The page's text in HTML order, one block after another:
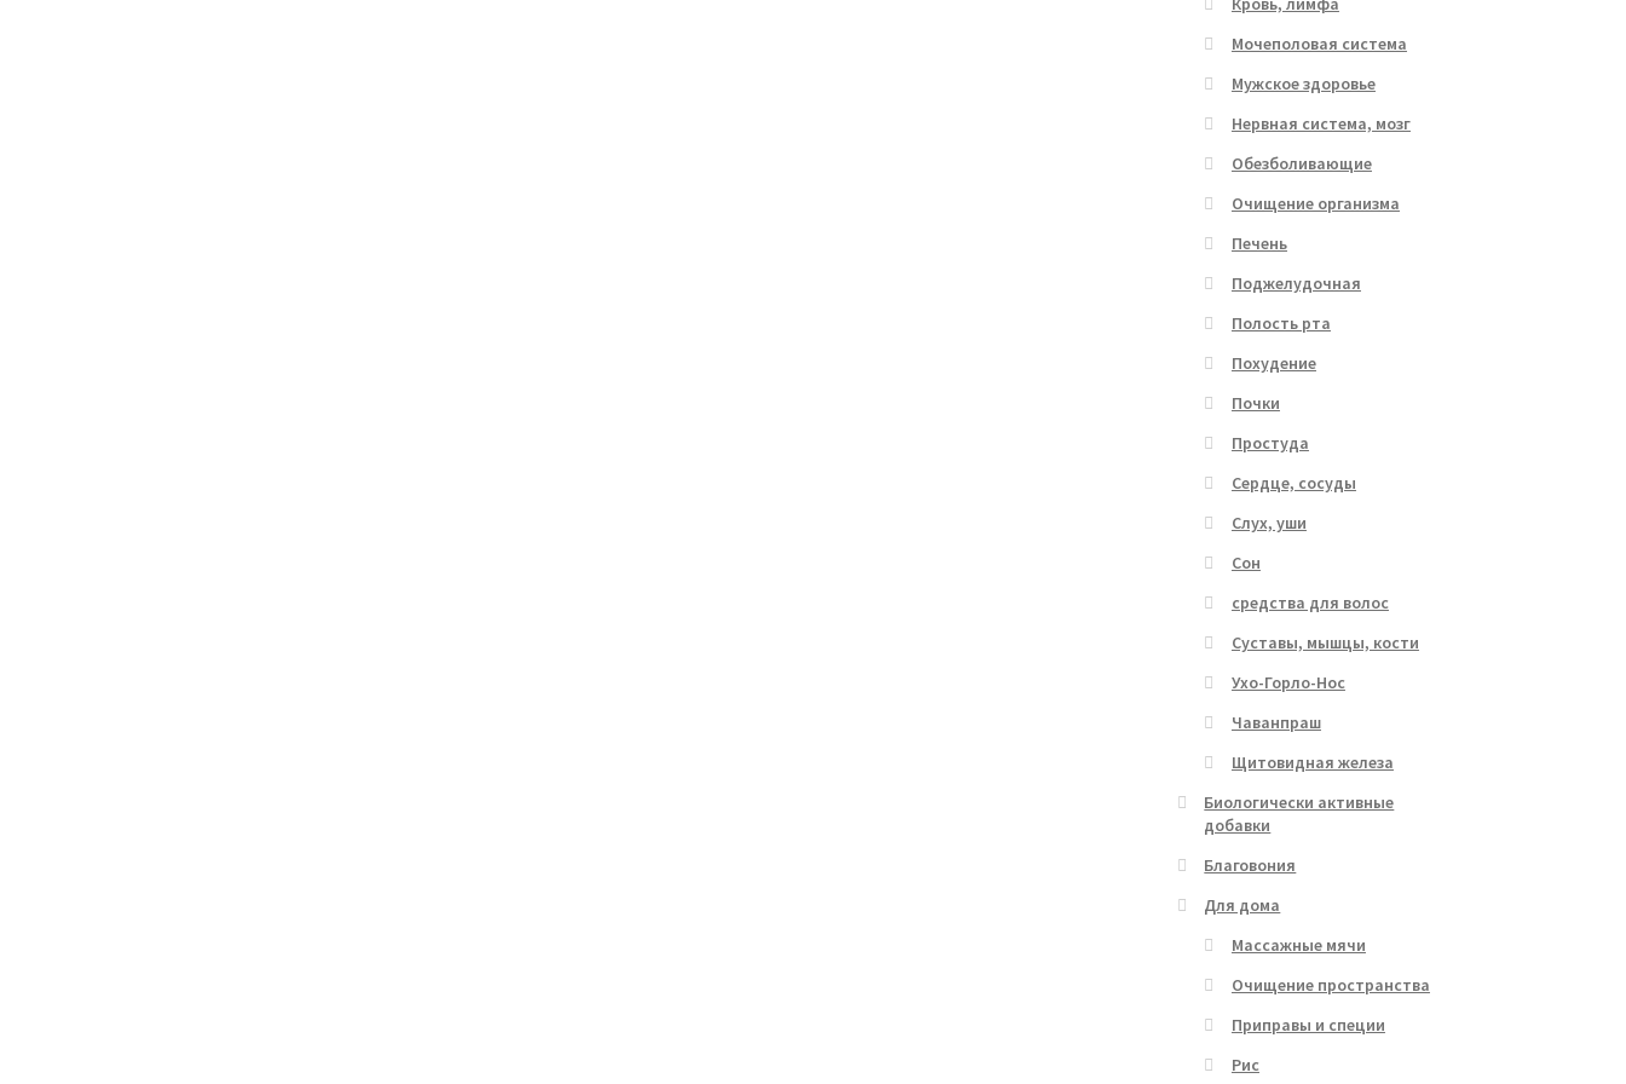
Мочеполовая система
Мужское здоровье
Нервная система, мозг
Обезболивающие
Очищение организма
Печень
Поджелудочная
Полость рта
Похудение
Почки
Простуда
Сердце, сосуды
Слух, уши
Сон
средства для волос
Суставы, мышцы, кости
Ухо-Горло-Нос
Чаванпраш
Щитовидная железа
Биологически активные
добавки
Благовония
Для дома
Массажные мячи
Очищение пространства
Приправы и специи
Рис